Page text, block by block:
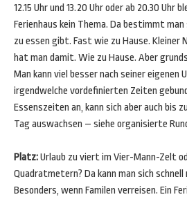
12.15 Uhr und 13.20 Uhr oder ab 20.30 Uhr
Ferienhaus kein Thema. Da bestimmt
zu essen gibt. Fast wie zu Hause. Kleiner
hat man damit. Wie zu Hause. Aber
Man kann viel besser nach seiner eigenen
irgendwelche vordefinierten Zeiten
Essenszeiten an, kann sich aber auch bis
Tag auswachsen – siehe organisierte
Platz:Urlaub zu viert im Vier-Mann-Zelt
Quadratmetern? Da kann man sich schnell
Besonders, wenn Familen verreisen. Ein